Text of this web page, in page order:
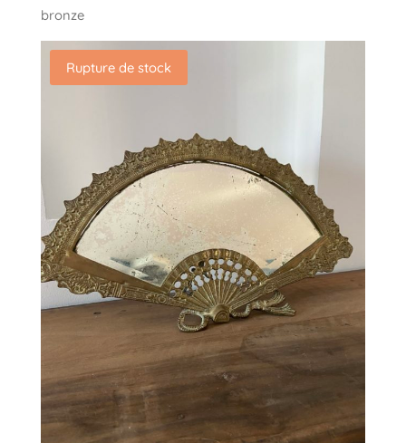
bronze
Rupture de stock